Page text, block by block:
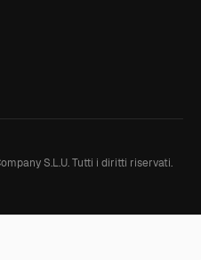
S.L.U. Tutti i diritti riservati.